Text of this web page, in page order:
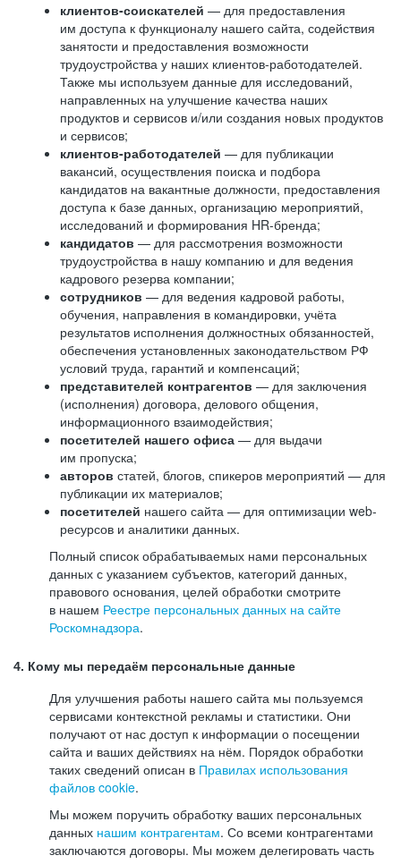
клиентов-соискателей — для предоставления
им доступа к функционалу нашего сайта, содействия
занятости и предоставления возможности
трудоустройства у наших клиентов-работодателей.
Также мы используем данные для исследований,
направленных на улучшение качества наших
продуктов и сервисов и/или создания новых продуктов
и сервисов;
клиентов-работодателей — для публикации
вакансий, осуществления поиска и подбора
кандидатов на вакантные должности, предоставления
доступа к базе данных, организацию мероприятий,
исследований и формирования HR-бренда;
кандидатов — для рассмотрения возможности
трудоустройства в нашу компанию и для ведения
кадрового резерва компании;
сотрудников — для ведения кадровой работы,
обучения, направления в командировки, учёта
результатов исполнения должностных обязанностей,
обеспечения установленных законодательством РФ
условий труда, гарантий и компенсаций;
представителей контрагентов — для заключения
(исполнения) договора, делового общения,
информационного взаимодействия;
посетителей нашего офиса — для выдачи
им пропуска;
авторов статей, блогов, спикеров мероприятий — для
публикации их материалов;
посетителей нашего сайта — для оптимизации web-
ресурсов и аналитики данных.
Полный список обрабатываемых нами персональных
данных с указанием субъектов, категорий данных,
правового основания, целей обработки смотрите
в нашем Реестре персональных данных на сайте
Роскомнадзора.
4. Кому мы передаём персональные данные
Для улучшения работы нашего сайта мы пользуемся
сервисами контекстной рекламы и статистики. Они
получают от нас доступ к информации о посещении
сайта и ваших действиях на нём. Порядок обработки
таких сведений описан в Правилах использования
файлов cookie.
Мы можем поручить обработку ваших персональных
данных нашим контрагентам. Со всеми контрагентами
заключаются договоры. Мы можем делегировать часть